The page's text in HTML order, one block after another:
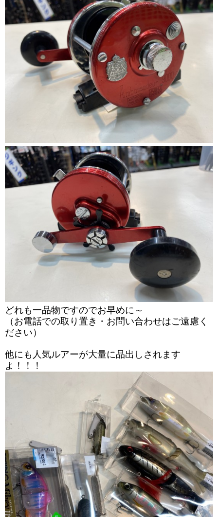
どれも一品物ですのでお早めに～
（お電話での取り置き・お問い合わせはご遠慮く
ださい）
他にも人気ルアーが大量に品出しされます
よ！！！